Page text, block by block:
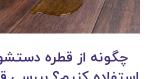
چگونه از قطره